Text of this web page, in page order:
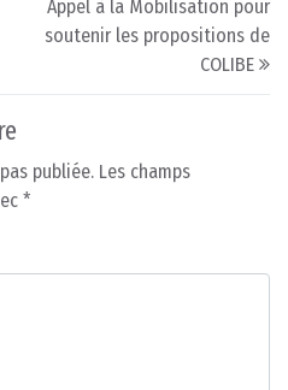
Appel à la Mobilisation pour
soutenir les propositions de
COLIBE
publiée. Les champs
*